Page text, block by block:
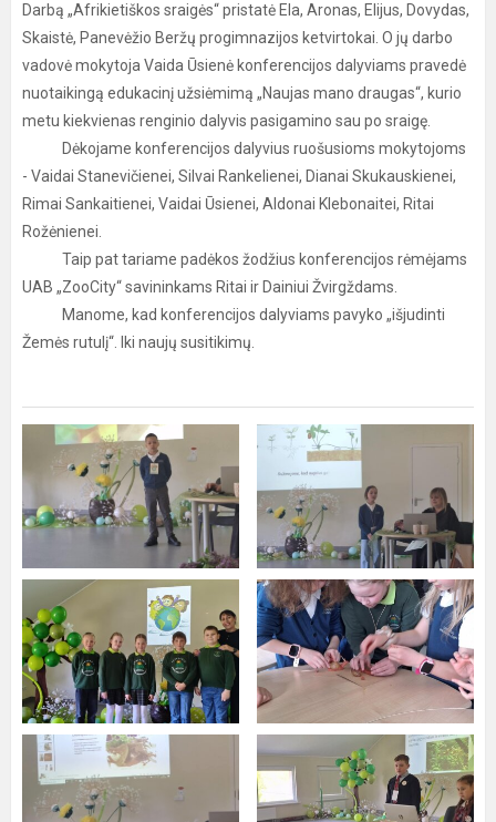
Darbą „Afrikietiškos sraigės“ pristatė Ela, Aronas, Elijus, Dovydas,
Skaistė, Panevėžio Beržų progimnazijos ketvirtokai. O jų darbo
vadovė mokytoja Vaida Ūsienė konferencijos dalyviams pravedė
nuotaikingą edukacinį užsiėmimą „Naujas mano draugas“, kurio
metu kiekvienas renginio dalyvis pasigamino sau po sraigę.
Dėkojame konferencijos dalyvius ruošusioms mokytojoms
- Vaidai Stanevičienei, Silvai Rankelienei, Dianai Skukauskienei,
Rimai Sankaitienei, Vaidai Ūsienei, Aldonai Klebonaitei, Ritai
Rožėnienei.
Taip pat tariame padėkos žodžius konferencijos rėmėjams
UAB „ZooCity“ savininkams Ritai ir Dainiui Žvirgždams.
Manome, kad konferencijos dalyviams pavyko „išjudinti
Žemės rutulį“. Iki naujų susitikimų.